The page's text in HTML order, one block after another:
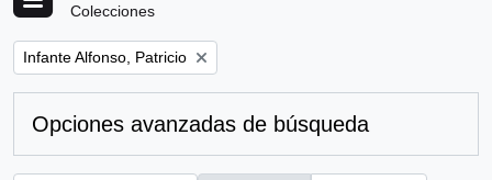
Colecciones
Remove filter:
Infante Alfonso, Patricio
Opciones avanzadas de búsqueda